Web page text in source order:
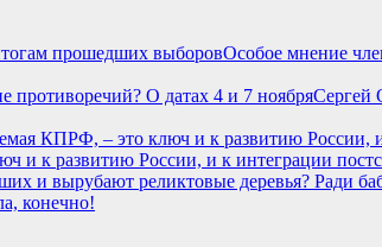
Особое мнение
Сергей
к развитию России, и к интеграции
конечно!